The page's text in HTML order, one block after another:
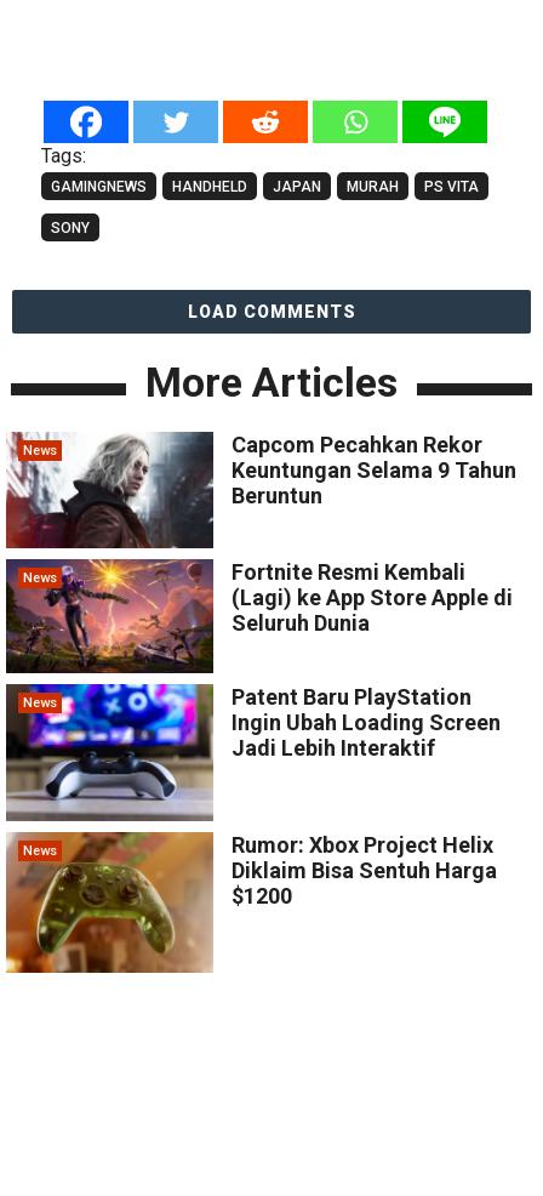
Tags:
GAMINGNEWS HANDHELD JAPAN MURAH PS VITA
SONY
LOAD COMMENTS
More Articles
News
Capcom Pecahkan Rekor
Keuntungan Selama 9 Tahun
Beruntun
News
Fortnite Resmi Kembali
(Lagi) ke App Store Apple di
Seluruh Dunia
News
Patent Baru PlayStation
Ingin Ubah Loading Screen
Jadi Lebih Interaktif
News
Rumor: Xbox Project Helix
Diklaim Bisa Sentuh Harga
$1200